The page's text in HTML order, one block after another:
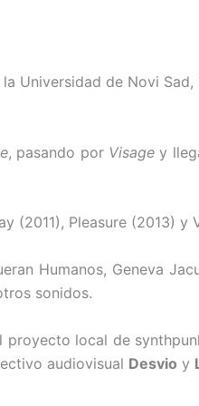
Universidad de Novi
, pasando por Visage y
(2011), Pleasure (2013) y
Humanos, Geneva
sonidos.
local de
audiovisual Desvio y